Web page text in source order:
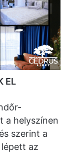
EL
a helyszínen
szerint a
az